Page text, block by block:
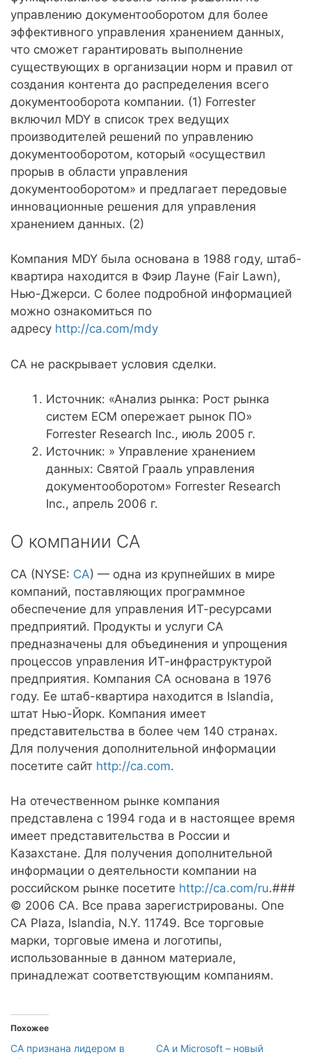
управлению документооборотом для более
эффективного управления хранением данных,
что сможет гарантировать выполнение
существующих в организации норм и правил от
создания контента до распределения всего
документооборота компании. (1) Forrester
включил MDY в список трех ведущих
производителей решений по управлению
документооборотом, который «осуществил
прорыв в области управления
документооборотом» и предлагает передовые
инновационные решения для управления
хранением данных. (2)
Компания MDY была основана в 1988 году, штаб-
квартира находится в Фэир Лауне (Fair Lawn),
Нью-Джерси. С более подробной информацией
можно ознакомиться по
адресу http://ca.com/mdy
СА не раскрывает условия сделки.
Источник: «Анализ рынка: Рост рынка
систем ECM опережает рынок ПО»
Forrester Research Inc., июль 2005 г.
Источник: » Управление хранением
данных: Святой Грааль управления
документооборотом» Forrester Research
Inc., апрель 2006 г.
О компании CA
CA (NYSE: CA) — одна из крупнейших в мире
компаний, поставляющих программное
обеспечение для управления ИТ-ресурсами
предприятий. Продукты и услуги CA
предназначены для объединения и упрощения
процессов управления ИТ-инфраструктурой
предприятия. Компания CA основана в 1976
году. Ее штаб-квартира находится в Islandia,
штат Нью-Йорк. Компания имеет
представительства в более чем 140 странах.
Для получения дополнительной информации
посетите сайт http://ca.com.
На отечественном рынке компания
представлена с 1994 года и в настоящее время
имеет представительства в России и
Казахстане. Для получения дополнительной
информации о деятельности компании на
российском рынке посетите http://ca.com/ru.###
© 2006 CA. Все права зарегистрированы. One
CA Plaza, Islandia, N.Y. 11749. Все торговые
марки, торговые имена и логотипы,
использованные в данном материале,
принадлежат соответствующим компаниям.
Похожее
CA признана лидером в
CA и Microsoft – новый